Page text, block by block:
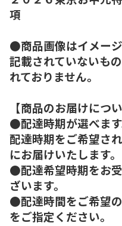
項
●商品画像はイメー
記載されていないも
れておりません。
【商品のお届けについ
●配達時期が選べます
配達時期をご希望さ
にお届けいたします。
●配達希望時期をお
ざいます。
●配達時間をご希望
をご指定ください。